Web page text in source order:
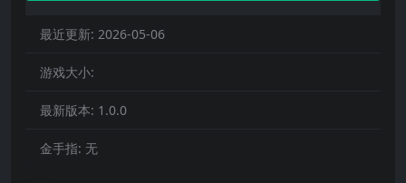
最近更新: 2026-05-06
游戏大小:
最新版本: 1.0.0
金手指: 无